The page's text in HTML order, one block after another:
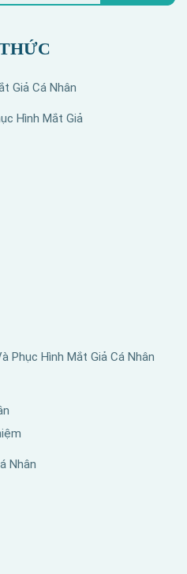
Giả Cá Nhân
Hình Mắt Giả
Phục Hình Mắt Giả Cá Nhân
Nhân